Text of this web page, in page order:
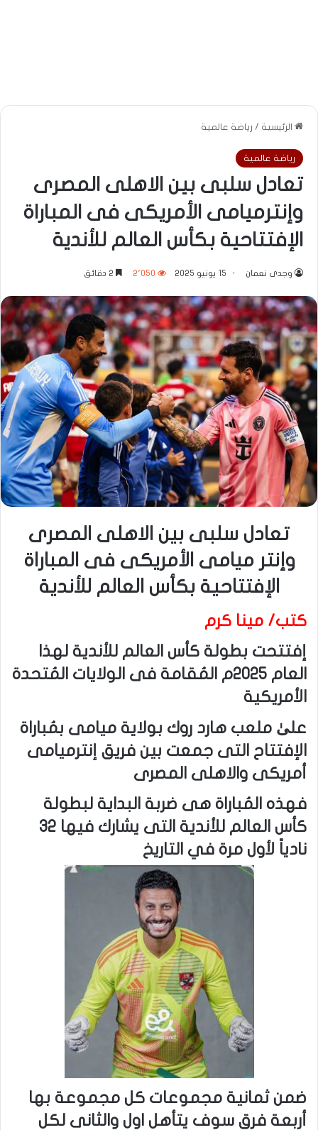
الرئيسية / رياضة عالمية
رياضة عالمية
تعادل سلبى بين الاهلى المصرى
وإنترميامى الأمريكى فى المباراة
الإفتتاحية بكأس العالم للأندية
وجدى نعمان 15 يونيو 2025 2٬050
تعادل سلبى بين الاهلى المصرى
وإنتر ميامى الأمريكى فى المباراة
الإفتتاحية بكأس العالم للأندية
كتب/ مينا كرم
إفتتحت بطولة كأس العالم للأندية لهذا
العام ٢٠٢٥م المُقامة فى الولايات المُتحدة
الأمريكية
علىٰ ملعب هارد روك بولاية ميامى بمُباراة
الإفتتاح التى جمعت بين فريق إنترميامى
أمريكى والاهلى المصرى
فهذه المُباراة هى ضربة البداية لبطولة
كأس العالم للأندية التى يشارك فيها 32
نادياً لأول مرة في التاريخ
ضمن ثمانية مجموعات كل مجموعة بها
أربعة فرق سوف يتأهل اول والثانى لكل